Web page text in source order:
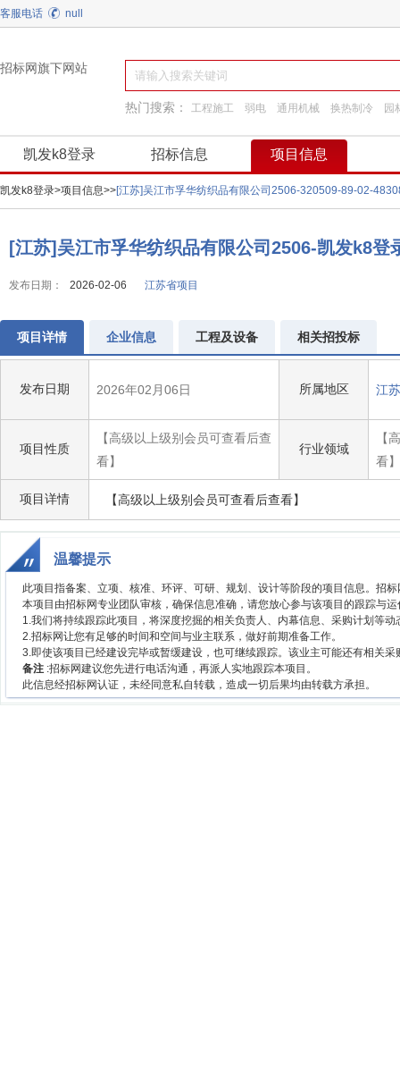
客服电话 null
招标网旗下网站
热门搜索： 工程施工 弱电 通用机械 换热制冷
园
凯发k8登录 招标信息 项目信息
凯发k8登录>项目信息>>[江苏]吴江市孚华纺织品有限公司2506-320509-89-02-
[江苏]吴江市孚华纺织品有限公司2506-凯发k8登
发布日期： 2026-02-06 江苏省项目
项目详情 企业信息 工程及设备 相关招投标
发布日期 2026年02月06日 所属地区 江
项目性质
【高级以上级别会员可查看后查
看】
行业领域
【
看】
项目详情 【高级以上级别会员可查看后查看】
温馨提示
此项目指备案、立项、核准、环评、可研、规划、设计等阶段的项目信息。招
本项目由招标网专业团队审核，确保信息准确，请您放心参与该项目的跟踪与运
1.我们将持续跟踪此项目，将深度挖掘的相关负责人、内幕信息、采购计划等
2.招标网让您有足够的时间和空间与业主联系，做好前期准备工作。
3.即使该项目已经建设完毕或暂缓建设，也可继续跟踪。该业主可能还有相关
备注 :招标网建议您先进行电话沟通，再派人实地跟踪本项目。
此信息经招标网认证，未经同意私自转载，造成一切后果均由转载方承担。